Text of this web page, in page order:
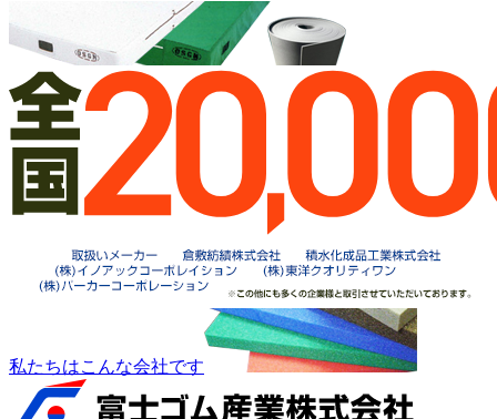
私たちはこんな会社です